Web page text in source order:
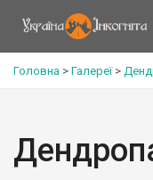
Головна > Галереї>